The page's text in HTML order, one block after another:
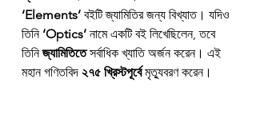
‘Elements’ বইটি জ্যামিতির জন্য বিখ্যাত। যদিও
তিনি ‘Optics’ নামে একটি বই লিখেছিলেন, তবে
তিনি জ্যামিতিতে সর্বাধিক খ্যাতি অর্জন করেন। এই
মহান গণিতবিদ ২৭৫ খ্রিস্টপূর্বে মৃত্যুবরণ করেন।